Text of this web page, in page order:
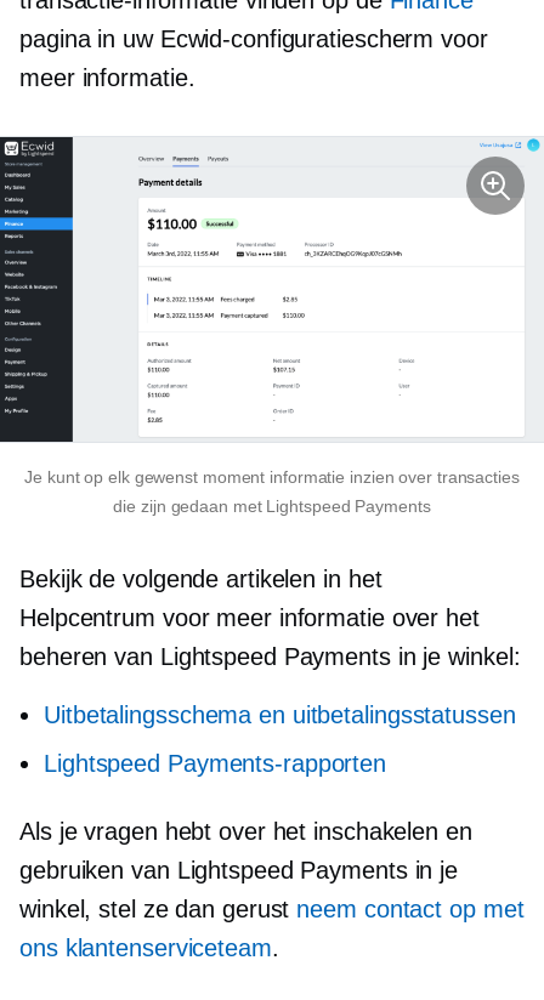
pagina in uw Ecwid-configuratiescherm voor
meer informatie.
Je kunt op elk gewenst moment informatie inzien over transacties
die zijn gedaan met Lightspeed Payments
Bekijk de volgende artikelen in het
Helpcentrum voor meer informatie over het
beheren van Lightspeed Payments in je winkel:
Uitbetalingsschema en uitbetalingsstatussen
Lightspeed Payments-rapporten
Als je vragen hebt over het inschakelen en
gebruiken van Lightspeed Payments in je
winkel, stel ze dan gerust neem contact op met
ons klantenserviceteam.